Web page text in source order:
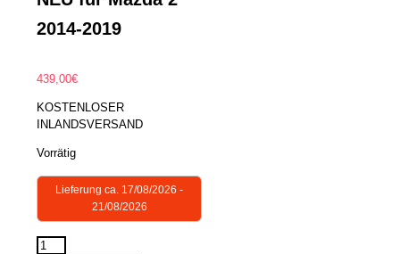
2014-2019
439,00€
KOSTENLOSER
INLANDSVERSAND
Vorrätig
Lieferung ca. 17/08/2026 -
21/08/2026